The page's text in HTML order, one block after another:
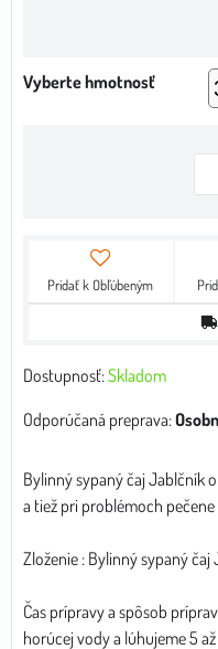
Vyberte hmotnosť
Pridať k Obľúbeným
Dostupnosť:Skladom
Bylinný sypaný čaj Jablčník
a tiež pri problémoch pečene
Zloženie : Bylinný sypaný
Čas prípravy a spôsob
horúcej vody a lúhujeme 5